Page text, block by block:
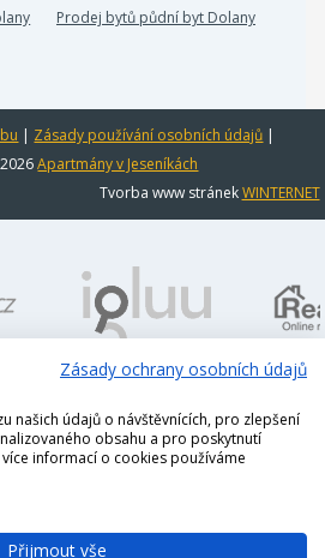
Prodej bytů půdní byt Dolany
| Zásady používání osobních údajů |
2026Apartmány v Jeseníkách
Tvorba www stránekWINTERNET
Zásady ochrany osobních údajů
našich údajů o návštěvnících, pro zlepšení
obsahu a pro poskytnutí
informací o cookies používáme
Přijmout vše